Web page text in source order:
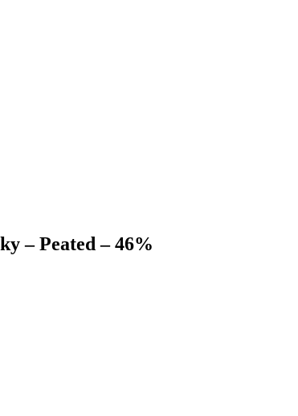
– Peated – 46%